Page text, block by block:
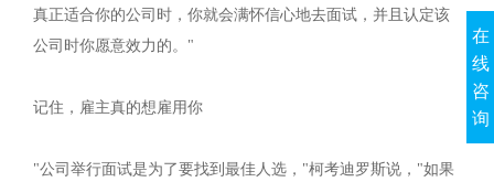
真正适合你的公司时，你就会满怀信心地去面试，并且认定该
公司时你愿意效力的。"
记住，雇主真的想雇用你
"公司举行面试是为了要找到最佳人选，"柯考迪罗斯说，"如果
在
线
咨
询